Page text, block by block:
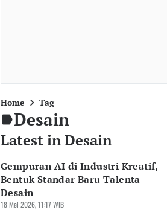
Home Tag
Desain
Latest in Desain
Gempuran AI di Industri Kreatif,
Bentuk Standar Baru Talenta
Desain
18 Mei 2026, 11:17 WIB